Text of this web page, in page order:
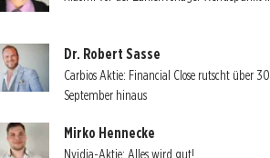
Dr. Robert Sasse
Carbios Aktie: Financial Close rutscht über 30.
September hinaus
Mirko Hennecke
Nvidia-Aktie: Alles wird gut!